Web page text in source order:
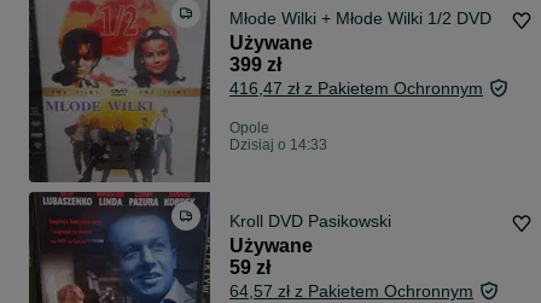
Młode Wilki + Młode Wilki 1/2 DVD
Używane
399 zł
416,47 zł z Pakietem Ochronnym
Opole
Dzisiaj o 14:33
Kroll DVD Pasikowski
Używane
59 zł
64,57 zł z Pakietem Ochronnym